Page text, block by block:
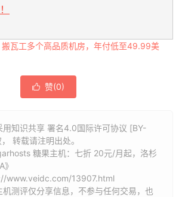
搬瓦工多个高品质机房，年付低至49.99美
 赞(0)
用知识共享 署名4.0国际许可协议 [BY-
转载请注明出处。
糖果主机：七折 20元/月起，洛杉
www.veidc.com/13907.html
机测评仅分享信息，不参与任何交易，也